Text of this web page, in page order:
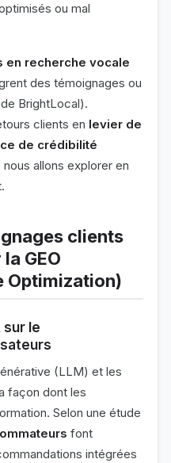
ou mal
en recherche vocale
des témoignages ou
BrightLocal).
clients en levier de
de crédibilité
nous allons explorer en
clients
GEO
Optimization)
sur le
(LLM) et les
façon dont les
Selon une étude
font
intégrées